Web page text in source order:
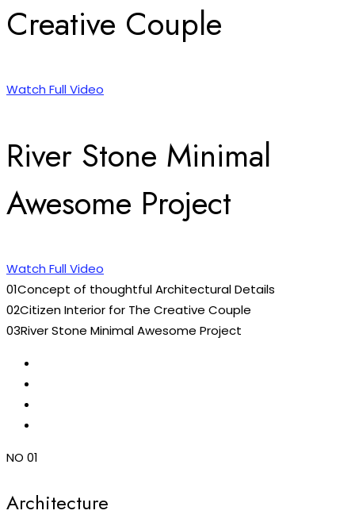
Creative Couple
Watch Full Video
River Stone Minimal
Awesome Project
Watch Full Video
01Concept of thoughtful Architectural Details
02Citizen Interior for The Creative Couple
03River Stone Minimal Awesome Project
NO 01
Architecture